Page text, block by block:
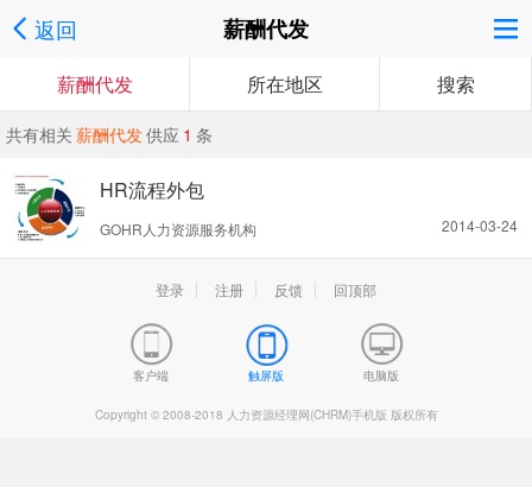
返回 薪酬代发
薪酬代发 所在地区 搜索
共有相关 薪酬代发供应 1 条
HR流程外包
2014-03-24
GOHR人力资源服务机构
登录 注册 反馈 回顶部
客户端 触屏版 电脑版
Copyright © 2008-2018 人力资源经理网(CHRM)手机版 版权所有